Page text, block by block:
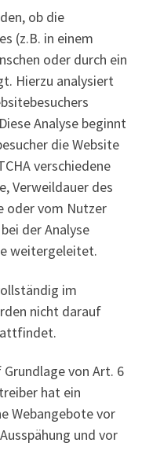
ob die
(z.B. in einem
oder durch ein
Hierzu analysiert
Analyse beginnt
die Website
verschiedene
Verweildauer des
oder vom Nutzer
der Analyse
weitergeleitet.
im
nicht darauf
von Art. 6
hat ein
Webangebote vor
und vor